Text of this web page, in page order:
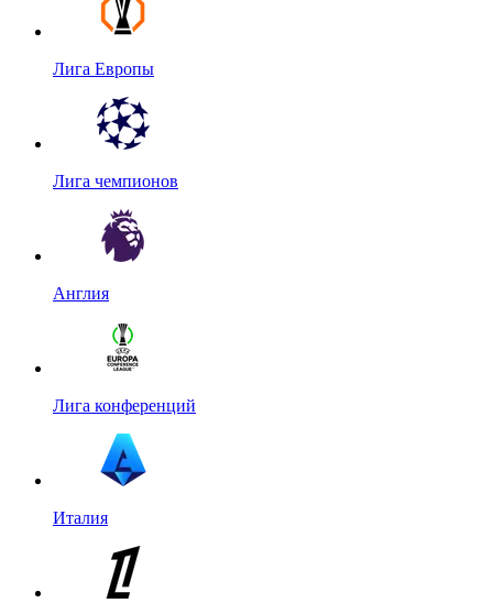
Лига Европы
Лига чемпионов
Англия
Лига конференций
Италия